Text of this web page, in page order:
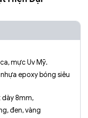
mực Uv Mỹ.
epoxy bóng siêu
8mm,
đen, vàng